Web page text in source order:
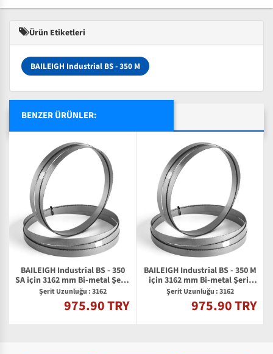
Ürün Etiketleri
BAILEIGH Industrial BS - 350 M
BENZER ÜRÜNLER:
BAILEIGH Industrial BS - 350
SA için 3162 mm Bi-metal Şerit
Testere Bıçağı
Şerit Uzunluğu : 3162
975.90 TRY
BAILEIGH Industrial BS - 350 M
için 3162 mm Bi-metal Şerit
Testere Bıçağı
Şerit Uzunluğu : 3162
975.90 TRY